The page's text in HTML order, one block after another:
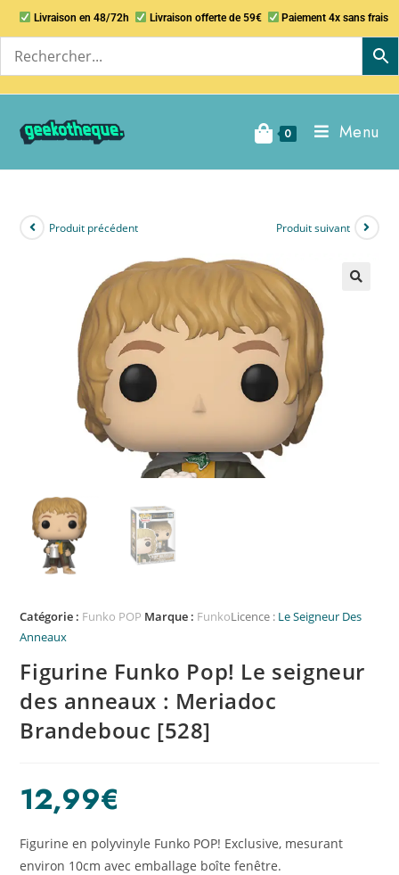
Livraison en 48/72h Livraison offerte de 59€ Paiement 4x sans frais
0 Menu
Produit précédent Produit suivant
Catégorie : Funko POP Marque : FunkoLicence : Le Seigneur Des
Anneaux
Figurine Funko Pop! Le seigneur
des anneaux : Meriadoc
Brandebouc [528]
12,99€
Figurine en polyvinyle Funko POP! Exclusive, mesurant
environ 10cm avec emballage boîte fenêtre.